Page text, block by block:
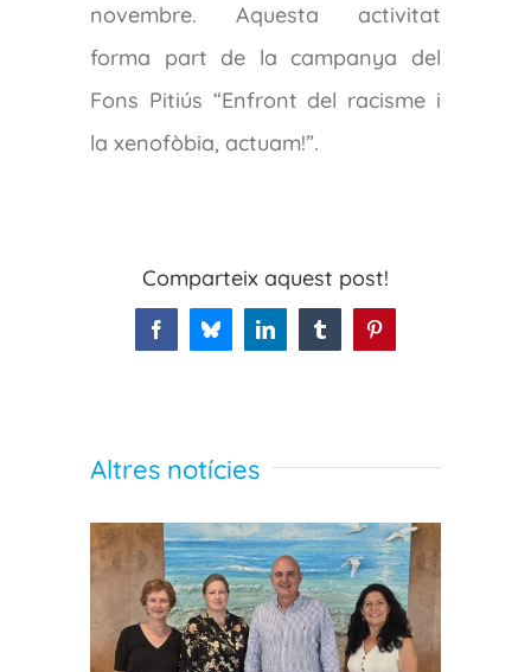
novembre. Aquesta activitat
forma part de la campanya del
Fons Pitiús “Enfront del racisme i
la xenofòbia, actuam!”.
Comparteix aquest post!
FacebookBlueskyLinkedInTumblrPinterest
Altres notícies